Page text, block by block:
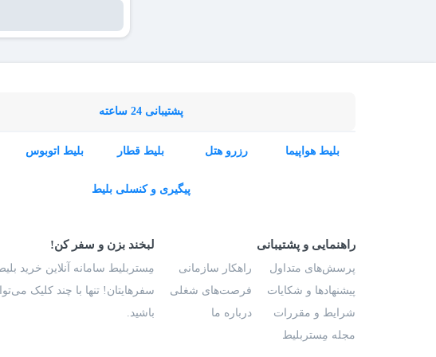
پشتیبانی 24 ساعته
بلیط هواپیما رزرو هتل بلیط قطار بلیط اتوبوس
پیگیری و کنسلی بلیط
راهنمایی و پشتیبانی
پرسش‌های متداول
پیشنهادها و شکایات
شرایط و مقررات
مجله مِستربلیط
راهکار سازمانی
فرصت‌های شغلی
درباره ما
لبخند بزن و سفر کن!
مِستربلیط سامانه آنلاین خرید
سفرهایتان! تنها با چند کلیک
باشید.